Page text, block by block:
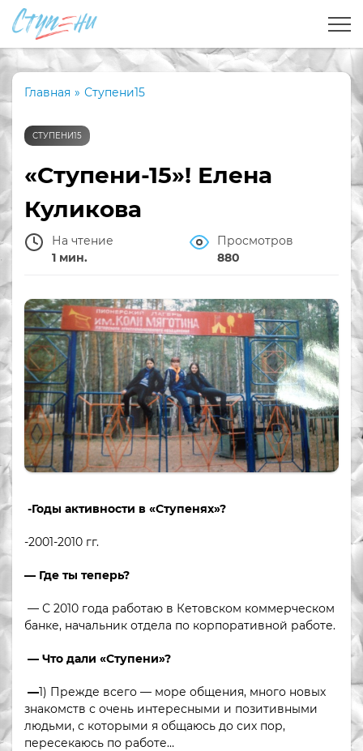
Главная » Ступени15
СТУПЕНИ15
«Ступени-15»! Елена
Куликова
На чтение
1 мин.
Просмотров
880
-Годы активности в «Ступенях»?
-2001-2010 гг.
— Где ты теперь?
— С 2010 года работаю в Кетовском коммерческом
банке, начальник отдела по корпоративной работе.
— Что дали «Ступени»?
—1) Прежде всего — море общения, много новых
знакомств с очень интересными и позитивными
людьми, с которыми я общаюсь до сих пор,
пересекаюсь по работе…